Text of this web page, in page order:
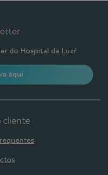
do Hospital da Luz?
aqui
cliente